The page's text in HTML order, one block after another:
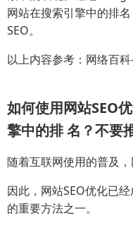
网站在搜索引擎中的排
SEO。
以上内容参考：网络百
如何使用网站SEO
擎中的排 名？不要
随着互联网使用的普及，
因此，网站SEO优化已
的重要方法之一。